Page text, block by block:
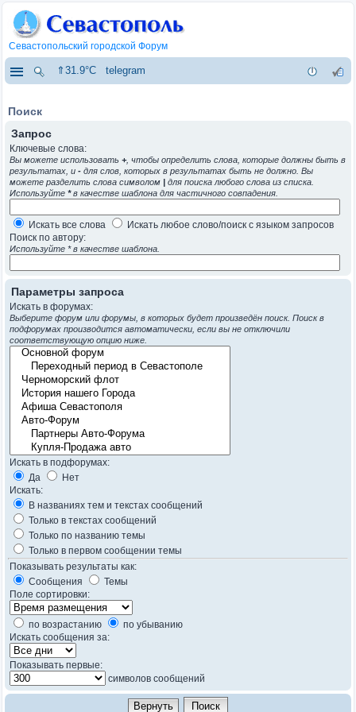
Севастопольский городской Форум
⇑31.9°C telegram
Поиск
Запрос
Ключевые слова:
Вы можете использовать +, чтобы определить слова, которые должны быть в
результатах, и - для слов, которых в результатах быть не должно. Вы
можете разделить слова символом | для поиска любого слова из списка.
Используйте *в качестве шаблона для частичного совпадения.
Искать все слова
Искать любое слово/поиск с языком запросов
Поиск по автору:
Используйте * в качестве шаблона.
Параметры запроса
Искать в форумах:
Выберите форум или форумы, в которых будет произведён поиск. Поиск в
подфорумах производится автоматически, если вы не отключили
соответствующую опцию ниже.
Искать в подфорумах:
Да
Нет
Искать:
В названиях тем и текстах сообщений
Только в текстах сообщений
Только по названию темы
Только в первом сообщении темы
Показывать результаты как:
Сообщения
Темы
Поле сортировки:
по возрастанию
по убыванию
Искать сообщения за:
Показывать первые:
символов сообщений